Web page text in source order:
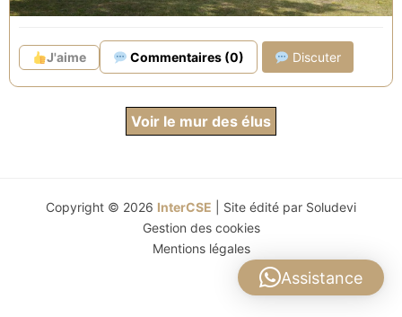
sa piscine chauffée en période estivale.
Au rez-de-chaussée une grande pièce de vie de 32
réfrigérateur congélateur, lave-vaisselle, cafetière,
grille pain, bouilloire, Tassimo, ustensiles de cuisine,
couverts, assiettes, bols, … un espace salon avec
canapé, fauteuil, luminaire d’ambiance, tablette, …
J'aime Commentaires (0) Discuter
Voir le mur des élus
Copyright © 2026 InterCSE | Site édité par Soludevi
Gestion des cookies
Mentions légales
Assistance